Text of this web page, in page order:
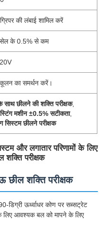
की लंबाई शामिल करें
सेल के 0.5% से कम
का समर्थन करें।
साथ छीलने की शक्ति परीक्षक,
मशीन ±0.5% सटीकता,
सिस्टम छीलने परीक्षक
और लगातार परिणामों के लिए
शक्ति परीक्षक
शक्ति परीक्षक
डिग्री ऊर्ध्वाधर कोण पर सब्सट्रेट
लिए आवश्यक बल को मापने के लिए